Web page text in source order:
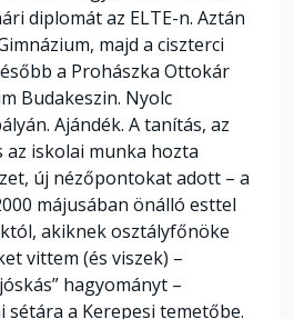
diplomát az ELTE-n. Aztán
majd a ciszterci
a Prohászka Ottokár
Budakeszin. Nyolc
Ajándék. A tanítás, az
iskolai munka hozta
új nézőpontokat adott – a
májusában önálló esttel
akiknek osztályfőnöke
vittem (és viszek) –
hagyományt –
a Kerepesi temetőbe.